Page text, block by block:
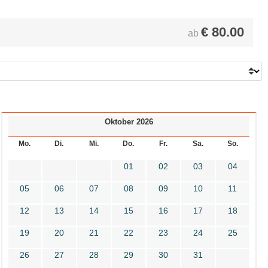
ab € 80.00
Oktober 2026
Mo. Di. Mi. Do. Fr. Sa. So.
01 02 03 04
05 06 07 08 09 10 11
12 13 14 15 16 17 18
19 20 21 22 23 24 25
26 27 28 29 30 31